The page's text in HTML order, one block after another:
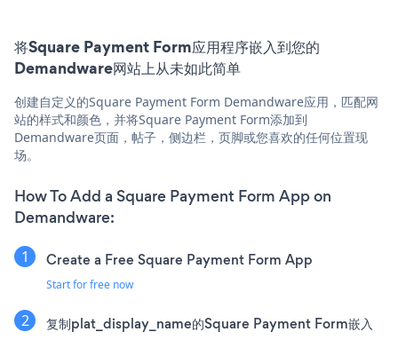
将Square Payment Form应用程序嵌入到您的
Demandware网站上从未如此简单
创建自定义的Square Payment Form Demandware应用，匹配网
站的样式和颜色，并将Square Payment Form添加到
Demandware页面，帖子，侧边栏，页脚或您喜欢的任何位置现
场。
How To Add a Square Payment Form App on
Demandware:
Create a Free Square Payment Form App
Start for free now
复制plat_display_name的Square Payment Form嵌入